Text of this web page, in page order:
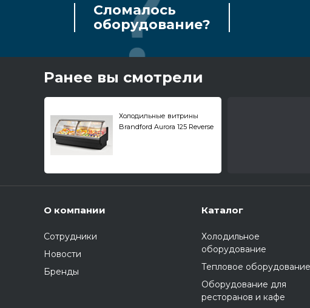
Сломалось
оборудование?
Ранее вы смотрели
Холодильные витрины
Brandford Aurora 125 Reverse
О компании
Сотрудники
Новости
Бренды
Каталог
Холодильное
оборудование
Тепловое оборудование
Оборудование для
ресторанов и кафе